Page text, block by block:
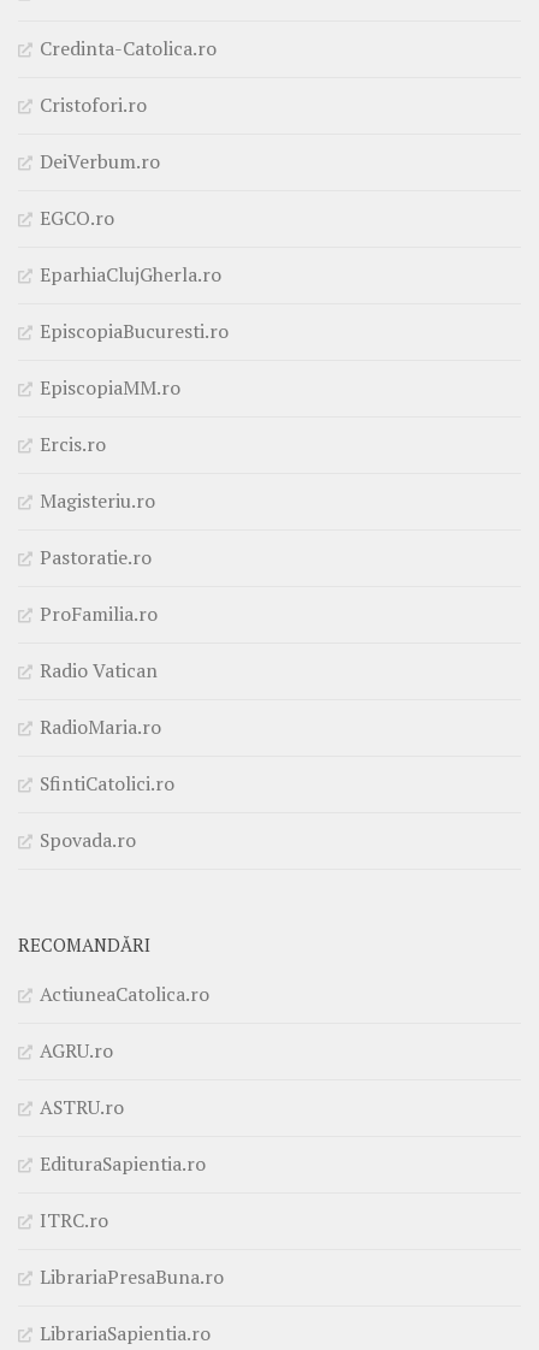
Credinta-Catolica.ro
Cristofori.ro
DeiVerbum.ro
EGCO.ro
EparhiaClujGherla.ro
EpiscopiaBucuresti.ro
EpiscopiaMM.ro
Ercis.ro
Magisteriu.ro
Pastoratie.ro
ProFamilia.ro
Radio Vatican
RadioMaria.ro
SfintiCatolici.ro
Spovada.ro
RECOMANDĂRI
ActiuneaCatolica.ro
AGRU.ro
ASTRU.ro
EdituraSapientia.ro
ITRC.ro
LibrariaPresaBuna.ro
LibrariaSapientia.ro